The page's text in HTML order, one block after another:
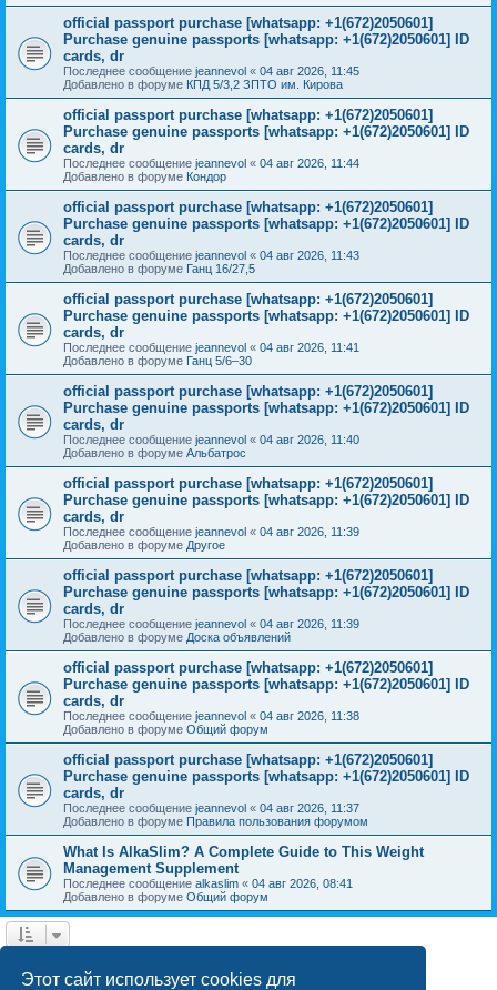
Этот сайт использует cookies для
official passport purchase [whatsapp: +1(672)2050601]
Purchase genuine passports [whatsapp: +1(672)2050601] ID
cards, dr
Последнее сообщение jeannevol « 04 авг 2026, 11:45
Добавлено в форуме КПД 5/3,2 ЗПТО им. Кирова
official passport purchase [whatsapp: +1(672)2050601]
Purchase genuine passports [whatsapp: +1(672)2050601] ID
cards, dr
Последнее сообщение jeannevol « 04 авг 2026, 11:44
Добавлено в форуме Кондор
official passport purchase [whatsapp: +1(672)2050601]
Purchase genuine passports [whatsapp: +1(672)2050601] ID
cards, dr
Последнее сообщение jeannevol « 04 авг 2026, 11:43
Добавлено в форуме Ганц 16/27,5
official passport purchase [whatsapp: +1(672)2050601]
Purchase genuine passports [whatsapp: +1(672)2050601] ID
cards, dr
Последнее сообщение jeannevol « 04 авг 2026, 11:41
Добавлено в форуме Ганц 5/6–30
official passport purchase [whatsapp: +1(672)2050601]
Purchase genuine passports [whatsapp: +1(672)2050601] ID
cards, dr
Последнее сообщение jeannevol « 04 авг 2026, 11:40
Добавлено в форуме Альбатрос
official passport purchase [whatsapp: +1(672)2050601]
Purchase genuine passports [whatsapp: +1(672)2050601] ID
cards, dr
Последнее сообщение jeannevol « 04 авг 2026, 11:39
Добавлено в форуме Другое
official passport purchase [whatsapp: +1(672)2050601]
Purchase genuine passports [whatsapp: +1(672)2050601] ID
cards, dr
Последнее сообщение jeannevol « 04 авг 2026, 11:39
Добавлено в форуме Доска объявлений
official passport purchase [whatsapp: +1(672)2050601]
Purchase genuine passports [whatsapp: +1(672)2050601] ID
cards, dr
Последнее сообщение jeannevol « 04 авг 2026, 11:38
Добавлено в форуме Общий форум
official passport purchase [whatsapp: +1(672)2050601]
Purchase genuine passports [whatsapp: +1(672)2050601] ID
cards, dr
Последнее сообщение jeannevol « 04 авг 2026, 11:37
Добавлено в форуме Правила пользования форумом
What Is AlkaSlim? A Complete Guide to This Weight
Management Supplement
Последнее сообщение alkaslim « 04 авг 2026, 08:41
Добавлено в форуме Общий форум